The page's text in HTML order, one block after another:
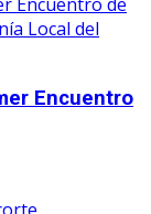
Encuentro